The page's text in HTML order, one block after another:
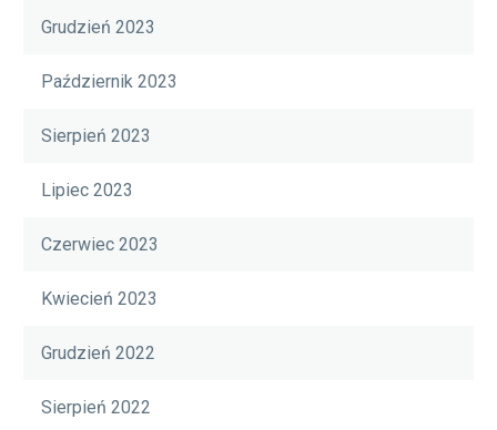
Grudzień 2023
Październik 2023
Sierpień 2023
Lipiec 2023
Czerwiec 2023
Kwiecień 2023
Grudzień 2022
Sierpień 2022